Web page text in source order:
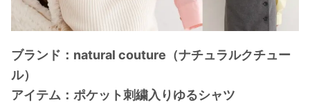
ブランド：natural couture（ナチュラルクチュー
ル）
アイテム：ポケット刺繍入りゆるシャツ